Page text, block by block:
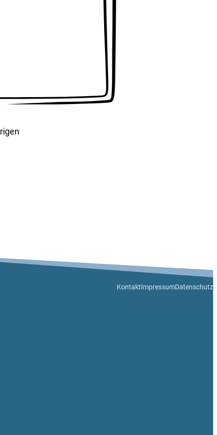
KontaktImpressumDatenschutz